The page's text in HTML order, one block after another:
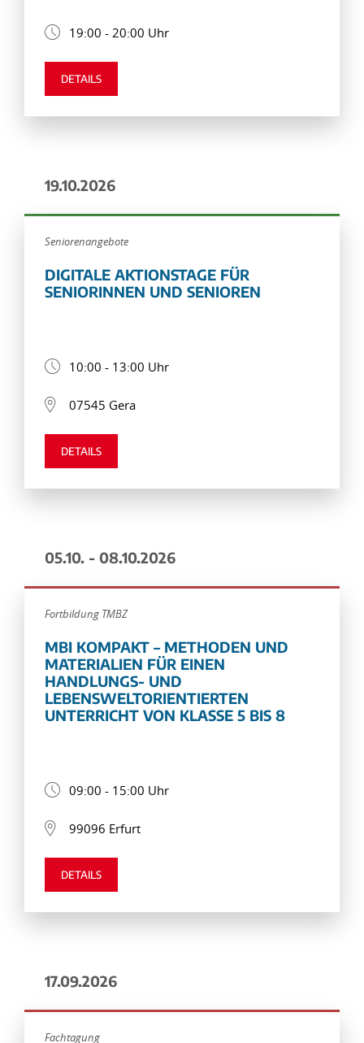
19:00 - 20:00 Uhr
DETAILS
19.10.2026
Seniorenangebote
DIGITALE AKTIONSTAGE FÜR
SENIORINNEN UND SENIOREN
10:00 - 13:00 Uhr
07545 Gera
DETAILS
05.10. - 08.10.2026
Fortbildung TMBZ
MBI KOMPAKT – METHODEN UND
MATERIALIEN FÜR EINEN
HANDLUNGS- UND
LEBENSWELTORIENTIERTEN
UNTERRICHT VON KLASSE 5 BIS 8
09:00 - 15:00 Uhr
99096 Erfurt
DETAILS
17.09.2026
Fachtagung